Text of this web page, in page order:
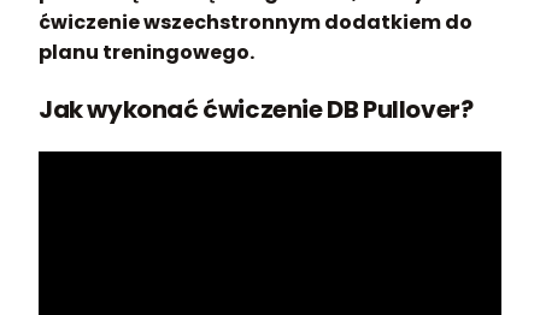
ćwiczenie wszechstronnym dodatkiem do
planu treningowego.
Jak wykonać ćwiczenie DB Pullover?